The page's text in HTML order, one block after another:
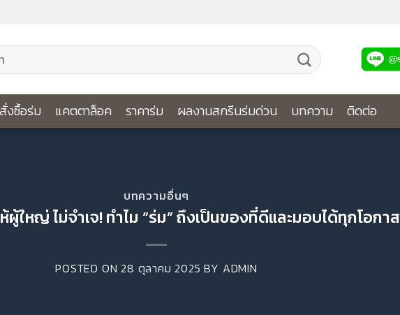
งซื้อร่ม แคตตาล็อค ราคาร่ม ผลงานสกรีนร่มด่วน บทความ ติดต่อ
บทความอื่นๆ
ใหญ่ ไม่จำเจ! ทำไม “ร่ม” ถึงเป็นของที่ดีและมอบได้ทุกโอกาส
POSTED ON 28 ตุลาคม 2025 BY ADMIN